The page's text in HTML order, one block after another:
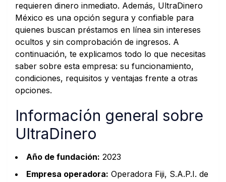
requieren dinero inmediato. Además, UltraDinero
México es una opción segura y confiable para
quienes buscan préstamos en línea sin intereses
ocultos y sin comprobación de ingresos. A
continuación, te explicamos todo lo que necesitas
saber sobre esta empresa: su funcionamiento,
condiciones, requisitos y ventajas frente a otras
opciones.
Información general sobre
UltraDinero
Año de fundación: 2023
Empresa operadora: Operadora Fiji, S.A.P.I. de